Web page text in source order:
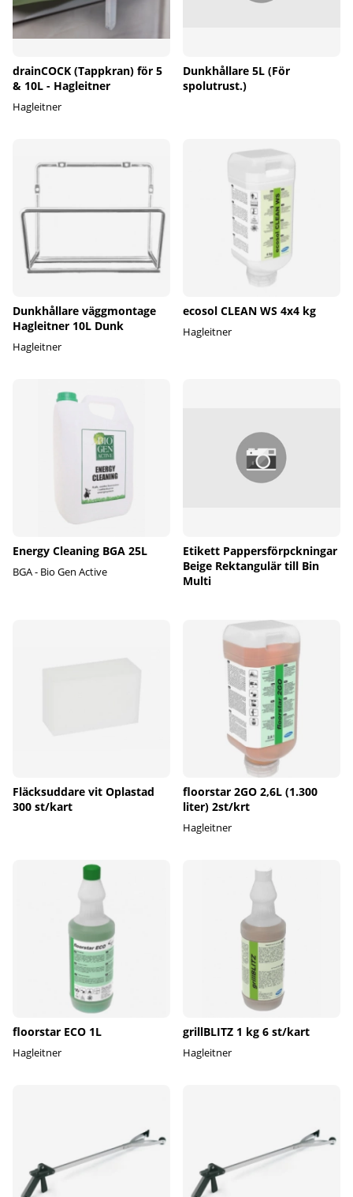
drainCOCK (Tappkran) för 5
& 10L - Hagleitner
Hagleitner
Dunkhållare 5L (För
spolutrust.)
Dunkhållare väggmontage
Hagleitner 10L Dunk
Hagleitner
ecosol CLEAN WS 4x4 kg
Hagleitner
Energy Cleaning BGA 25L
BGA - Bio Gen Active
Etikett Pappersförpckningar
Beige Rektangulär till Bin
Multi
Fläcksuddare vit Oplastad
300 st/kart
floorstar 2GO 2,6L (1.300
liter) 2st/krt
Hagleitner
floorstar ECO 1L
Hagleitner
grillBLITZ 1 kg 6 st/kart
Hagleitner